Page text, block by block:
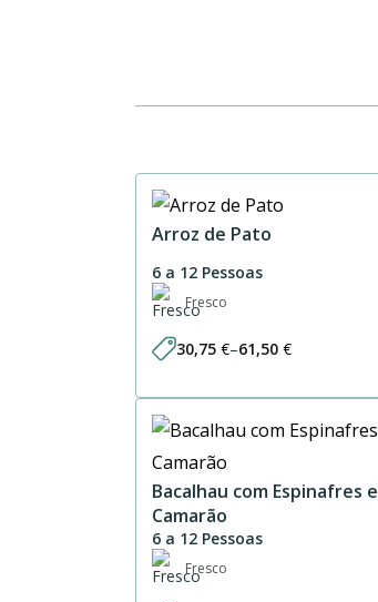
Arroz de Pato
6 a 12 Pessoas
Fresco
30,75 €–61,50 €
Price
30,75 €
61,50 €
Bacalhau com Espinafres e
Camarão
6 a 12 Pessoas
Fresco